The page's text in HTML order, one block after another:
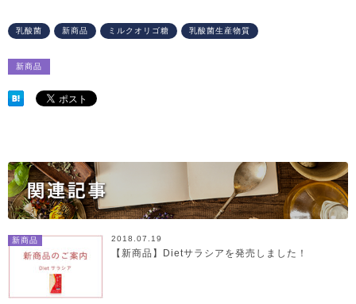
乳酸菌 新商品 ミルクオリゴ糖 乳酸菌生産物質
新商品
新商品 2018.07.19
【新商品】Dietサラシアを発売しました！